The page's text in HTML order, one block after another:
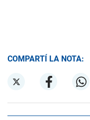
COMPARTÍ LA NOTA: